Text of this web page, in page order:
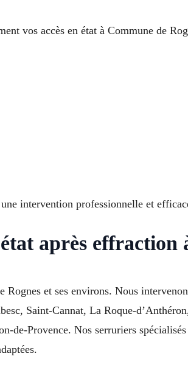
vos accès en état à Commune de
intervention professionnelle et
après effraction
et ses environs. Nous
Saint-Cannat, La Roque-
de-Provence. Nos serruriers